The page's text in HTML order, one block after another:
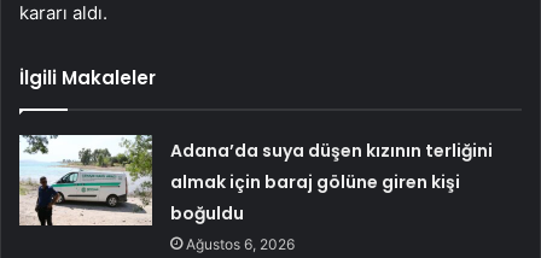
kararı aldı.
İlgili Makaleler
Adana’da suya düşen kızının terliğini
almak için baraj gölüne giren kişi
boğuldu
Ağustos 6, 2026